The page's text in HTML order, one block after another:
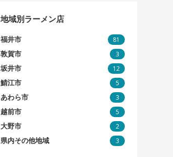
地域別ラーメン店
福井市 81
敦賀市 3
坂井市 12
鯖江市 5
あわら市 3
越前市 5
大野市 2
県内その他地域 3